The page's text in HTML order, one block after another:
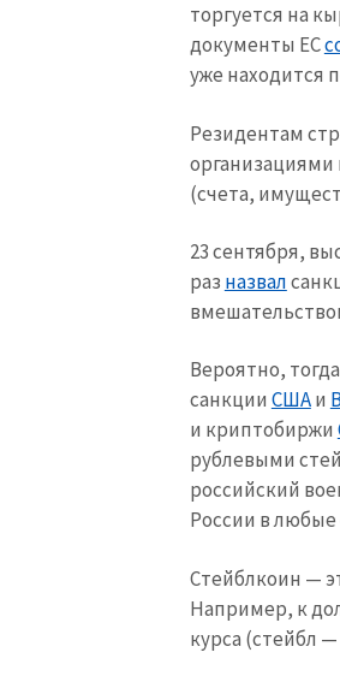
торгуется на
документы ЕС
уже находится
Резидентам
организациями
(счета,
23 сентября,
раз назвал
Вероятно,
санкции СШАи
и криптобиржи
рублевыми
российский
России в
Стейблкоин —
Например, к
курса (стейбл